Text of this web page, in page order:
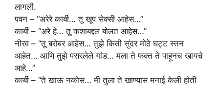
लागली.
पवन – “अरेरे कार्बी… तू खूप सेक्सी आहेस…”
कार्बी – “अरे हे… तू कशाबद्दल बोलत आहेस…”
नीरव – “तू बरोबर आहेस… तुझे किती सुंदर मोठे घट्ट स्तन
आहेत… आणि तुझे पसरलेले गांड… मला ते फक्त ते पाहूनच खायचे
आहे…”
कार्बी – “ते खाऊ नकोस… मी तुला ते खाण्यास मनाई केली होती